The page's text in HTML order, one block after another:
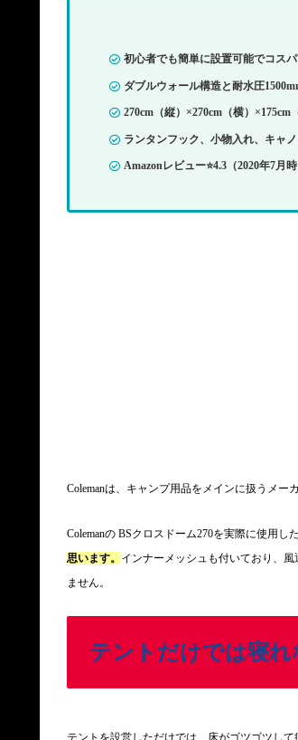
初心者でも簡単に設置可能でコス
ダブルウォール構造と耐水圧
270cm（縦）×270cm（横）
ランタンフック、小物入れ、キャ
Amazonレビュー⭐️4.3（2020年7月時
Colemanは、キャンプ用品をメインに扱うメー
Colemanの BSクロスドーム270を実際に使用し
思います。 インナーメッシュも付いており、
ません。
テントだけでは寝れ
テントを設営しただけでは、床がゴツゴツして